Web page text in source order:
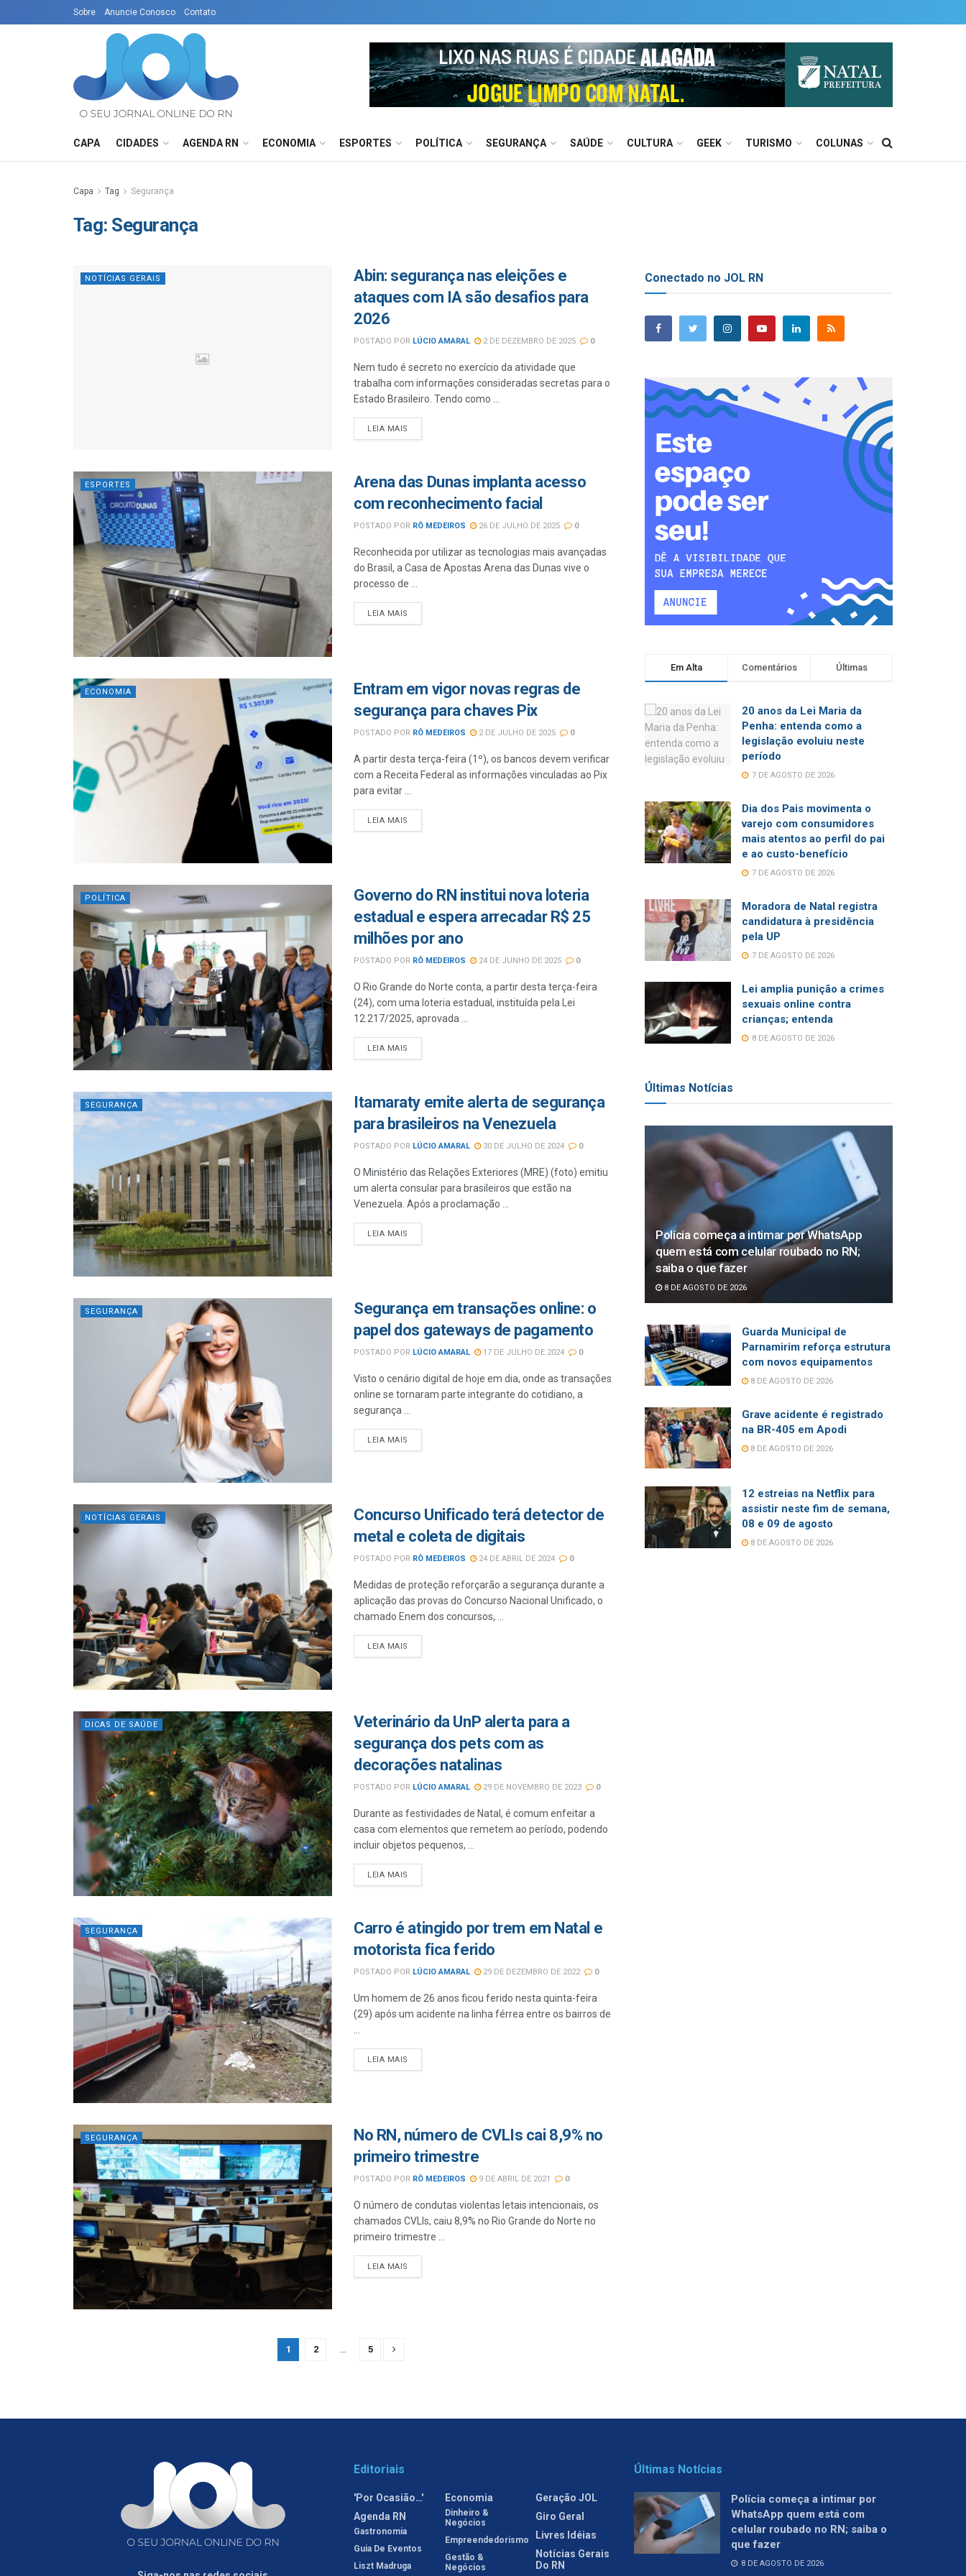
Sobre Anuncie Conosco Contato
CAPA CIDADES AGENDA RN ECONOMIA ESPORTES POLÍTICA SEGURANÇA SAÚDE CULTURA GEEK TURISMO COLUNAS
Capa Tag Segurança
Tag: Segurança
NOTÍCIAS GERAIS
Abin: segurança nas eleições e
ataques com IA são desafios para
2026
POSTADO POR LÚCIO AMARAL 2 DE DEZEMBRO DE 2025 0
Nem tudo é secreto no exercício da atividade que
trabalha com informações consideradas secretas para o
Estado Brasileiro. Tendo como ...
LEIA MAIS
ESPORTES
Arena das Dunas implanta acesso
com reconhecimento facial
POSTADO POR RÔ MEDEIROS 26 DE JULHO DE 2025 0
Reconhecida por utilizar as tecnologias mais avançadas
do Brasil, a Casa de Apostas Arena das Dunas vive o
processo de ...
LEIA MAIS
ECONOMIA
Entram em vigor novas regras de
segurança para chaves Pix
POSTADO POR RÔ MEDEIROS 2 DE JULHO DE 2025 0
A partir desta terça-feira (1º), os bancos devem verificar
com a Receita Federal as informações vinculadas ao Pix
para evitar ...
LEIA MAIS
POLÍTICA
Governo do RN institui nova loteria
estadual e espera arrecadar R$ 25
milhões por ano
POSTADO POR RÔ MEDEIROS 24 DE JUNHO DE 2025 0
O Rio Grande do Norte conta, a partir desta terça-feira
(24), com uma loteria estadual, instituída pela Lei
12.217/2025, aprovada ...
LEIA MAIS
SEGURANÇA
Itamaraty emite alerta de segurança
para brasileiros na Venezuela
POSTADO POR LÚCIO AMARAL 30 DE JULHO DE 2024 0
O Ministério das Relações Exteriores (MRE) (foto) emitiu
um alerta consular para brasileiros que estão na
Venezuela. Após a proclamação ...
LEIA MAIS
SEGURANÇA
Segurança em transações online: o
papel dos gateways de pagamento
POSTADO POR LÚCIO AMARAL 17 DE JULHO DE 2024 0
Visto o cenário digital de hoje em dia, onde as transações
online se tornaram parte integrante do cotidiano, a
segurança ...
LEIA MAIS
NOTÍCIAS GERAIS
Concurso Unificado terá detector de
metal e coleta de digitais
POSTADO POR RÔ MEDEIROS 24 DE ABRIL DE 2024 0
Medidas de proteção reforçarão a segurança durante a
aplicação das provas do Concurso Nacional Unificado, o
chamado Enem dos concursos, ...
LEIA MAIS
DICAS DE SAÚDE
Veterinário da UnP alerta para a
segurança dos pets com as
decorações natalinas
POSTADO POR LÚCIO AMARAL 29 DE NOVEMBRO DE 2023 0
Durante as festividades de Natal, é comum enfeitar a
casa com elementos que remetem ao período, podendo
incluir objetos pequenos, ...
LEIA MAIS
SEGURANÇA
Carro é atingido por trem em Natal e
motorista fica ferido
POSTADO POR LÚCIO AMARAL 29 DE DEZEMBRO DE 2022 0
Um homem de 26 anos ficou ferido nesta quinta-feira
(29) após um acidente na linha férrea entre os bairros de
LEIA MAIS
SEGURANÇA
No RN, número de CVLIs cai 8,9% no
primeiro trimestre
POSTADO POR RÔ MEDEIROS 9 DE ABRIL DE 2021 0
O número de condutas violentas letais intencionais, os
chamados CVLIs, caiu 8,9% no Rio Grande do Norte no
primeiro trimestre ...
LEIA MAIS
1 2 5
Conectado no JOL RN
Em Alta Comentários Últimas
20 anos da Lei Maria da
Penha: entenda como a
legislação evoluiu neste
período
7 DE AGOSTO DE 2026
Dia dos Pais movimenta o
varejo com consumidores
mais atentos ao perfil do pai
e ao custo-benefício
7 DE AGOSTO DE 2026
Moradora de Natal registra
candidatura à presidência
pela UP
7 DE AGOSTO DE 2026
Lei amplia punição a crimes
sexuais online contra
crianças; entenda
8 DE AGOSTO DE 2026
Últimas Notícias
Polícia começa a intimar por WhatsApp
quem está com celular roubado no RN;
saiba o que fazer
8 DE AGOSTO DE 2026
Guarda Municipal de
Parnamirim reforça estrutura
com novos equipamentos
8 DE AGOSTO DE 2026
Grave acidente é registrado
na BR-405 em Apodi
8 DE AGOSTO DE 2026
12 estreias na Netflix para
assistir neste fim de semana,
08 e 09 de agosto
8 DE AGOSTO DE 2026
Editoriais
'Por Ocasião…'
Agenda RN
Gastronomia
Guia De Eventos
Liszt Madruga
Economia
Dinheiro &
Negócios
Empreendedorismo
Gestão &
Negócios
Geração JOL
Giro Geral
Livres Idéias
Notícias Gerais
Do RN
Últimas Notícias
Polícia começa a intimar por
WhatsApp quem está com
celular roubado no RN; saiba o
que fazer
8 DE AGOSTO DE 2026